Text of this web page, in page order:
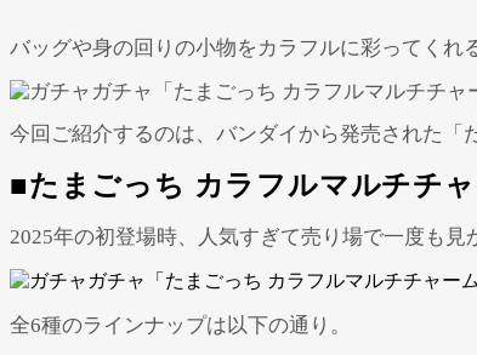
バッグや身の回りの小物をカラフルに彩ってくれ
今回ご紹介するのは、バンダイから発売された「
■たまごっち カラフルマルチチ
2025年の初登場時、人気すぎて売り場で一度も
全6種のラインナップは以下の通り。